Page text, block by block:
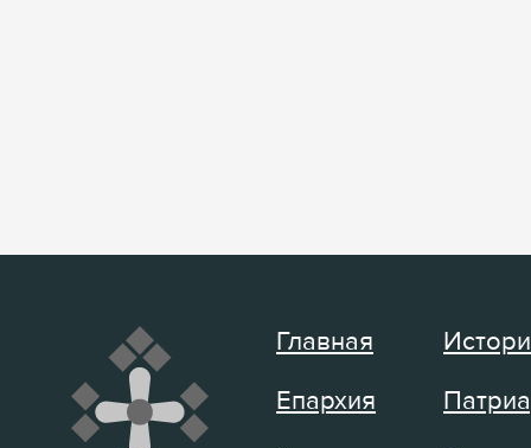
Главная
Епархия